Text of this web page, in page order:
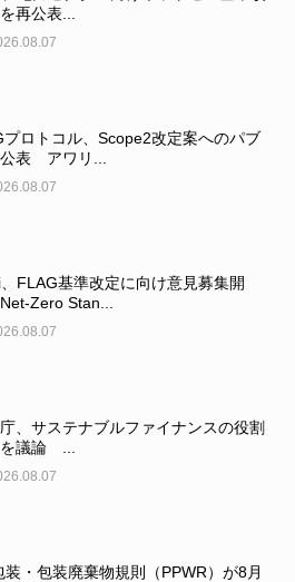
再公表...
プロトコル、Scope2改定案へのパブ
表 アワリ...
FLAG基準改定に向け意見募集開
Zero Stan...
、サステナブルファイナンスの役割
議論 ...
装・包装廃棄物規則（PPWR）が8月